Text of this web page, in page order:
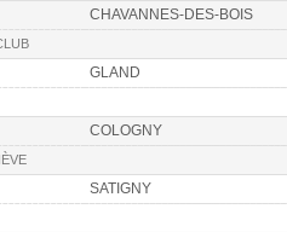
CHAVANNES-DES-BOIS
GLAND
COLOGNY
SATIGNY